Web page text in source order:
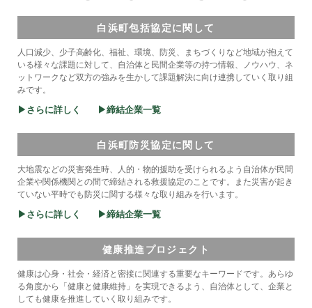
白浜町包括協定に関して
人口減少、少子高齢化、福祉、環境、防災、まちづくりなど地域が抱えて
いる様々な課題に対して、自治体と民間企業等の持つ情報、ノウハウ、ネ
ットワークなど双方の強みを生かして課題解決に向け連携していく取り組
みです。
▶さらに詳しく
▶締結企業一覧
白浜町防災協定に関して
大地震などの災害発生時、人的・物的援助を受けられるよう自治体が民間
企業や関係機関との間で締結される救援協定のことです。また災害が起き
ていない平時でも防災に関する様々な取り組みを行います。
▶さらに詳しく
▶締結企業一覧
健康推進プロジェクト
健康は心身・社会・経済と密接に関連する重要なキーワードです。あらゆ
る角度から「健康と健康維持」を実現できるよう、自治体として、企業と
しても健康を推進していく取り組みです。